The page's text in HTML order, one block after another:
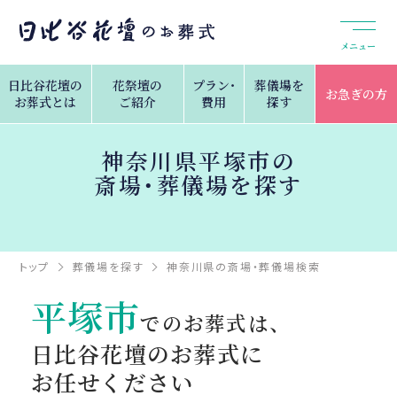
メニュー
日比谷花壇の
お葬式とは
花祭壇の
ご紹介
プラン・
費用
葬儀場を
探す
お急ぎの方
神奈川県平塚市の
斎場・葬儀場を探す
トップ 葬儀場を探す
神奈川県の斎場・葬儀場検索
平塚市でのお葬式は、
日比谷花壇のお葬式に
お任せください